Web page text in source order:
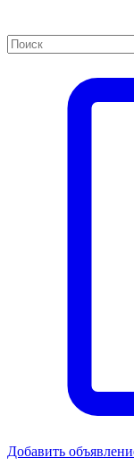
Добавить